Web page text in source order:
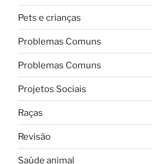
Pets e crianças
Problemas Comuns
Problemas Comuns
Projetos Sociais
Raças
Revisão
Saúde animal